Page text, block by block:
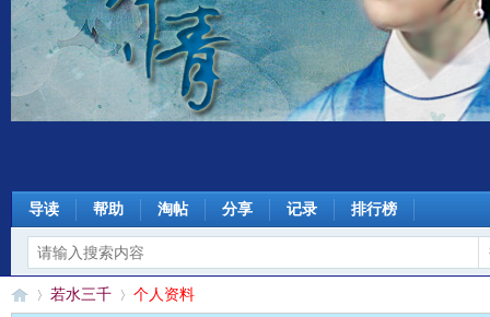
导读 帮助 淘帖 分享 记录 排行榜
若水三千 个人资料